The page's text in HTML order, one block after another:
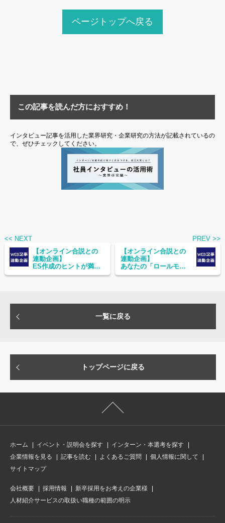
ページトップへ戻る
この記事を読んだ方におすすめ！
インタビュー記事を活用した業界研究・企業研究の方法が記載されているの
で、ぜひチェックしてください。
<< NEXT
【オンライン合説との
連動企画】
ES作成のヒントが満
載！インタビュー記事
PREV >>
【オンライン合説との
連動企画】
あなたの「ロールモデ
ル」、この記事にいる
一覧に戻る
トップページに戻る
ホーム イベント・説明会を探す
インターン・本選考を探す
企業情報を見る
記事を読む よくあるご質問
個人情報に関して
サイトマップ
会社概要 採用情報
新卒採用をお考えの企業様
人材紹介サービスの取扱い職種の範囲の明示